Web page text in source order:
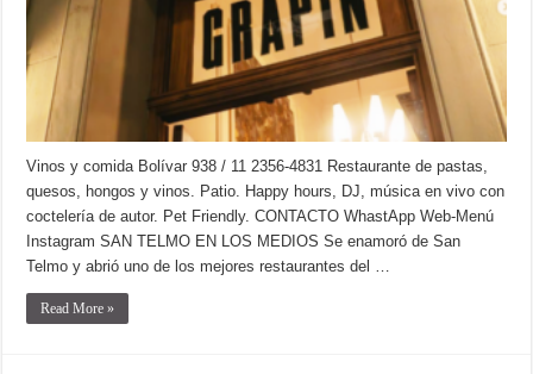
Vinos y comida Bolívar 938 / 11 2356-4831 Restaurante de pastas,
quesos, hongos y vinos. Patio. Happy hours, DJ, música en vivo con
coctelería de autor. Pet Friendly. CONTACTO WhastApp Web-Menú
Instagram SAN TELMO EN LOS MEDIOS Se enamoró de San
Telmo y abrió uno de los mejores restaurantes del …
Read More »